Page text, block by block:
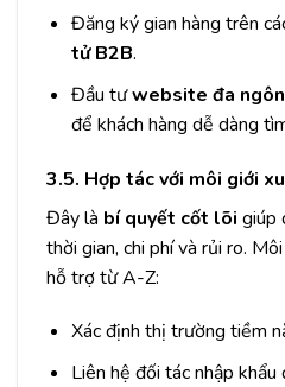
Đăng ký gian hàng trên
tử B2B.
Đầu tưwebsite đa
để khách hàng dễ dàng
3.5. Hợp tác với môi giới
Đây là bí quyết cốt lõi giúp
thời gian, chi phí và rủi ro.
hỗ trợ từ A-Z:
Xác định thị trường tiềm
Liên hệ đối tác nhập khẩu